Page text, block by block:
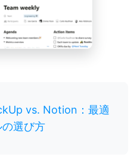
vs. Notion：最適
選び方